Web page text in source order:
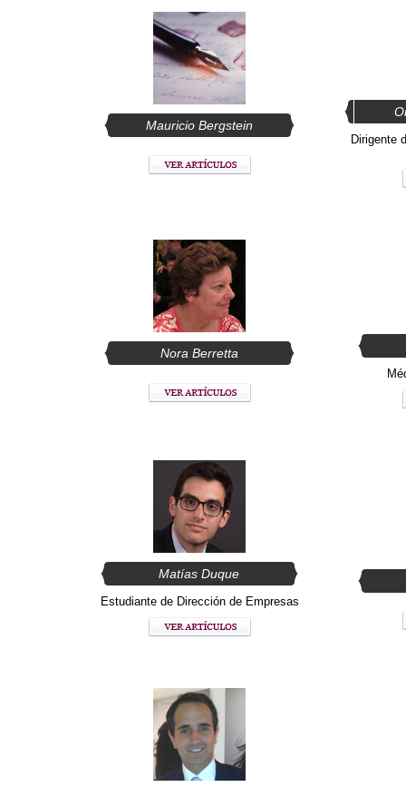
Mauricio Bergstein
Nora Berretta
Matías Duque
Estudiante de Dirección de Empresas
Dirigente